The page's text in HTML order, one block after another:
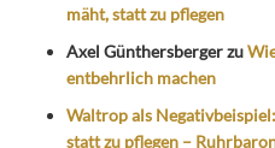
mäht, statt zu pflegen
Axel Günthersbergerzu
entbehrlich machen
Waltrop als
statt zu pflegen –